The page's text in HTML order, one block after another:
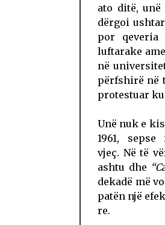
ato ditë,
dërgoi
por qeveria
luftarake
në
përfshirë në
protestuar
Unë nuk e
1961, sepse
vjeç. Në të
ashtu dhe
dekadë më
patën një
re.